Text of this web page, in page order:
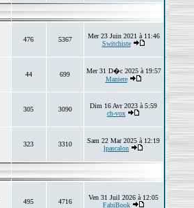
476 5367
Mer 23 Juin 2021 à 11:46
Switchiste
44 699
Mer 31 D�c 2025 à 19:57
Maniere
305 3090
Dim 16 Avr 2023 à 5:59
ch-vox
323 3310
Sam 22 Mar 2025 à 12:19
lpascalon
495 4716
Ven 31 Juil 2026 à 12:05
FabiBook